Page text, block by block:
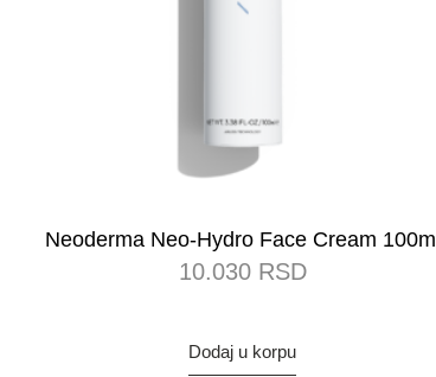
Neoderma Neo-Hydro Face Cream
10.030 RSD
Dodaj u korpu